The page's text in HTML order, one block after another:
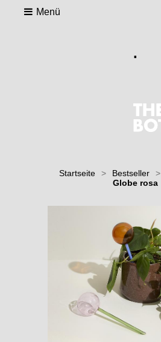
Menü
.
Startseite > Bestseller >
Globe rosa